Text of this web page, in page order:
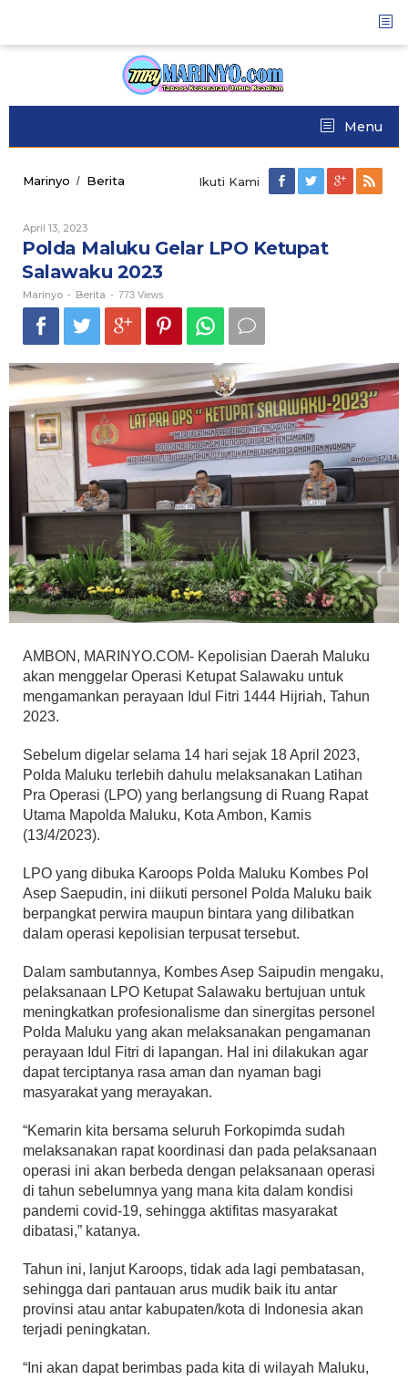
content
Menu
Marinyo / Berita
Ketupat
Salawaku
2023
Ikuti Kami
April 13, 2023
Marinyo
Polda Maluku Gelar LPO Ketupat
Salawaku 2023
Marinyo - Berita - 773 Views
AMBON, MARINYO.COM- Kepolisian Daerah Maluku
akan menggelar Operasi Ketupat Salawaku untuk
mengamankan perayaan Idul Fitri 1444 Hijriah, Tahun
2023.
Sebelum digelar selama 14 hari sejak 18 April 2023,
Polda Maluku terlebih dahulu melaksanakan Latihan
Pra Operasi (LPO) yang berlangsung di Ruang Rapat
Utama Mapolda Maluku, Kota Ambon, Kamis
(13/4/2023).
LPO yang dibuka Karoops Polda Maluku Kombes Pol
Asep Saepudin, ini diikuti personel Polda Maluku baik
berpangkat perwira maupun bintara yang dilibatkan
dalam operasi kepolisian terpusat tersebut.
Dalam sambutannya, Kombes Asep Saipudin mengaku,
pelaksanaan LPO Ketupat Salawaku bertujuan untuk
meningkatkan profesionalisme dan sinergitas personel
Polda Maluku yang akan melaksanakan pengamanan
perayaan Idul Fitri di lapangan. Hal ini dilakukan agar
dapat terciptanya rasa aman dan nyaman bagi
masyarakat yang merayakan.
“Kemarin kita bersama seluruh Forkopimda sudah
melaksanakan rapat koordinasi dan pada pelaksanaan
operasi ini akan berbeda dengan pelaksanaan operasi
di tahun sebelumnya yang mana kita dalam kondisi
pandemi covid-19, sehingga aktifitas masyarakat
dibatasi,” katanya.
Tahun ini, lanjut Karoops, tidak ada lagi pembatasan,
sehingga dari pantauan arus mudik baik itu antar
provinsi atau antar kabupaten/kota di Indonesia akan
terjadi peningkatan.
“Ini akan dapat berimbas pada kita di wilayah Maluku,